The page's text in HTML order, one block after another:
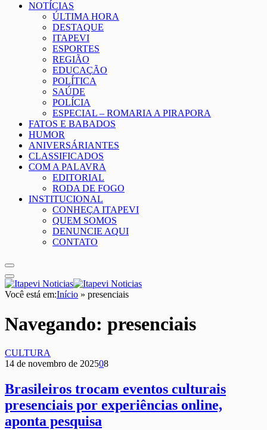
NOTÍCIAS
ÚLTIMA HORA
DESTAQUE
ITAPEVI
ESPORTES
REGIÃO
EDUCAÇÃO
POLÍTICA
SAÚDE
POLÍCIA
ESPECIAL – ROMARIA A PIRAPORA
FATOS E BABADOS
HUMOR
ANIVERSÁRIANTES
CLASSIFICADOS
COM A PALAVRA
EDITORIAL
RODA DE FOGO
INSTITUCIONAL
CONHEÇA ITAPEVI
QUEM SOMOS
DENUNCIE AQUI
CONTATO
Você está em:Início » presenciais
Navegando: presenciais
CULTURA
14 de novembro de 202508
Brasileiros trocam eventos culturais
presenciais por experiências online,
aponta pesquisa